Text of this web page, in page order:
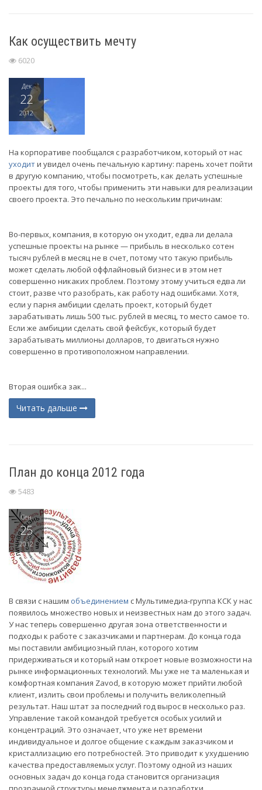
Как осуществить мечту
6020
Дек
22
2012
На корпоративе пообщался с разработчиком, который от нас
уходити увидел очень печальную картину: парень хочет пойти
в другую компанию, чтобы посмотреть, как делать успешные
проекты для того, чтобы применить эти навыки для реализации
своего проекта. Это печально по нескольким причинам:
Во-первых, компания, в которую он уходит, едва ли делала
успешные проекты на рынке — прибыль в несколько сотен
тысяч рублей в месяц не в счет, потому что такую прибыль
может сделать любой оффлайновый бизнес и в этом нет
совершенно никаких проблем. Поэтому этому учиться едва ли
стоит, разве что разобрать, как работу над ошибками. Хотя,
если у парня амбиции сделать проект, который будет
зарабатывать лишь 500 тыс. рублей в месяц, то место самое то.
Если же амбиции сделать свой фейсбук, который будет
зарабатывать миллионы долларов, то двигаться нужно
совершенно в противоположном направлении.
Вторая ошибка зак...
Читать дальше
План до конца 2012 года
5483
Сен
25
2012
В связи с нашим объединением с Мультимедиа-группа КСК у нас
появилось множество новых и неизвестных нам до этого задач.
У нас теперь совершенно другая зона ответственности и
подходы к работе с заказчиками и партнерам. До конца года
мы поставили амбициозный план, которого хотим
придерживаться и который нам откроет новые возможности на
рынке информационных технологий. Мы уже не та маленькая и
комфортная компания Zavod, в которую может прийти любой
клиент, излить свои проблемы и получить великолепный
результат. Наш штат за последний год вырос в несколько раз.
Управление такой командой требуется особых усилий и
концентраций. Это означает, что уже нет времени
индивидуальное и долгое общение с каждым заказчиком и
кристаллизацию его потребностей. Это приводит к ухудшению
качества предоставляемых услуг. Поэтому одной из наших
основных задач до конца года становится организация